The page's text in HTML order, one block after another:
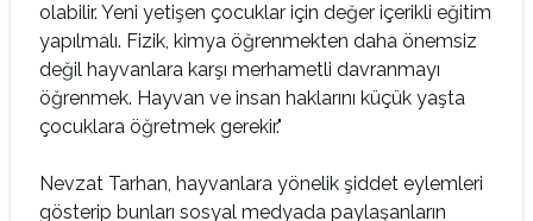
olabilir. Yeni yetişen çocuklar için değer içerikli eğitim
yapılmalı. Fizik, kimya öğrenmekten daha önemsiz
değil hayvanlara karşı merhametli davranmayı
öğrenmek. Hayvan ve insan haklarını küçük yaşta
çocuklara öğretmek gerekir."
Nevzat Tarhan, hayvanlara yönelik şiddet eylemleri
gösterip bunları sosyal medyada paylaşanların